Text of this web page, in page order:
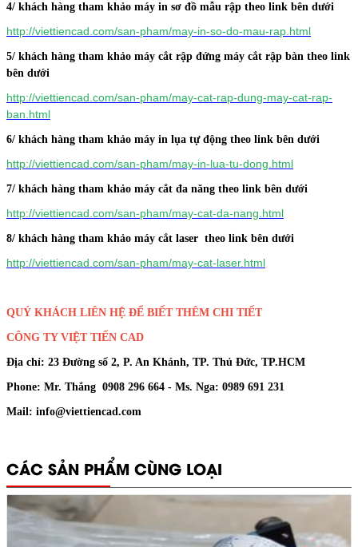
4/ khách hàng tham khảo máy in sơ đồ mẫu rập theo link bên dưới
http://viettiencad.com/san-pham/may-in-so-do-mau-rap.html
5/ khách hàng tham khảo máy cắt rập đứng máy cắt rập bàn theo link
bên dưới
http://viettiencad.com/san-pham/may-cat-rap-dung-may-cat-rap-
ban.html
6/ khách hàng tham khảo máy in lụa tự động theo link bên dưới
http://viettiencad.com/san-pham/may-in-lua-tu-dong.html
7/ khách hàng tham khảo máy cắt đa năng theo link bên dưới
http://viettiencad.com/san-pham/may-cat-da-nang.html
8/ khách hàng tham khảo máy cắt laser theo link bên dưới
http://viettiencad.com/san-pham/may-cat-laser.html
QUÝ KHÁCH LIÊN HỆ ĐỂ BIẾT THÊM CHI TIẾT
CÔNG TY VIỆT TIẾN CAD
Địa chỉ: 23 Đường số 2, P. An Khánh, TP. Thủ Đức, TP.HCM
Phone: Mr. Thắng 0908 296 664 - Ms. Nga: 0989 691 231
Mail: info@viettiencad.com
CÁC SẢN PHẨM CÙNG LOẠI